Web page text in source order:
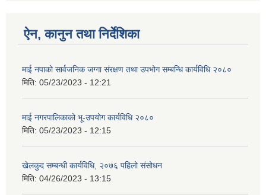
ऐन, कानुन तथा निर्देशिका
माई नपाको सार्वजनिक जग्गा संरक्षण तथा उपभोग सम्बन्धि कार्यविधि २०८०
मिति: 05/23/2023 - 12:21
माई नगरपालिकाको भू-उपयोग कार्यविधि २०८०
मिति: 05/23/2023 - 12:15
खेलकुद सम्बन्धी कार्यविधि, २०७६ पहिलो संसोधन
मिति: 04/26/2023 - 13:15